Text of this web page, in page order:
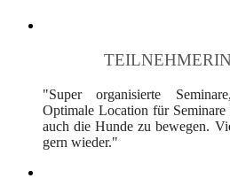
"Super organisierte
Optimale Location für
auch die Hunde zu bewegen.
gern wieder."